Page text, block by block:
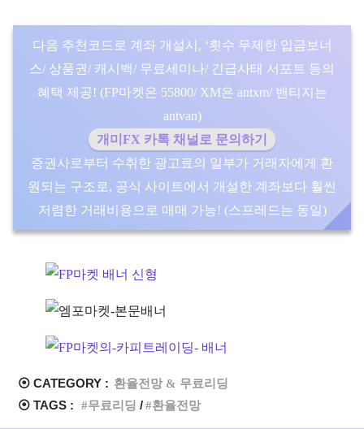
다음 추천코드로 계좌 개설시, ‘횟수 무제한 입금보너
스/ 상품권/ 캐시백/ 무료세미나/ 긴급사태 서포트 등의
혜택 제공! (FP마켓은 55800/ XM은 antxm/ 밴티지는
antvan)
개미FX 카톡 채널로 문의하기
증권사로부터 수취한 광고료의 일부가 거래자에게 환
원되는 구조로, 공식 사이트에서 개설한 계좌보다 훨씬
저렴한 거래비용으로 매매 가능! (스프레드는 동일)
⦿ CATEGORY : 환율전망 & 무료리딩
⦿ TAGS :
무료리딩 환율전망